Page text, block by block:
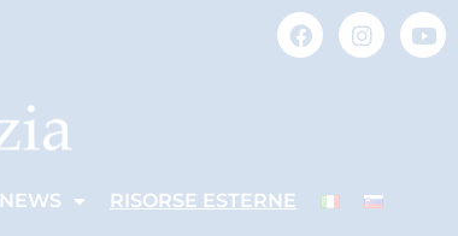
NEWS RISORSE ESTERNE